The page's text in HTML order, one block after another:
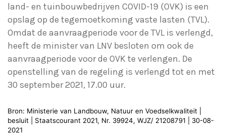
land- en tuinbouwbedrijven COVID-19 (OVK) is een
opslag op de tegemoetkoming vaste lasten (TVL).
Omdat de aanvraagperiode voor de TVL is verlengd,
heeft de minister van LNV besloten om ook de
aanvraagperiode voor de OVK te verlengen. De
openstelling van de regeling is verlengd tot en met
30 september 2021, 17.00 uur.
Bron: Ministerie van Landbouw, Natuur en Voedselkwaliteit |
besluit | Staatscourant 2021, Nr. 39924, WJZ/ 21208791 | 30-08-
2021